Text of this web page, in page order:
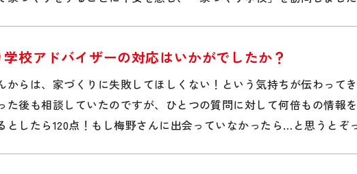
校アドバイザーの対応はいかがでしたか？
からは、家づくりに失敗してほしくない！という気持ちが伝わって
た後も相談していたのですが、ひとつの質問に対して何倍もの情報
としたら120点！もし梅野さんに出会っていなかったら…と思うとぞ